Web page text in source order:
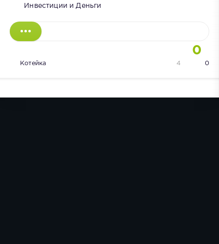
Инвестиции и Деньги
0
Котейка 0
4